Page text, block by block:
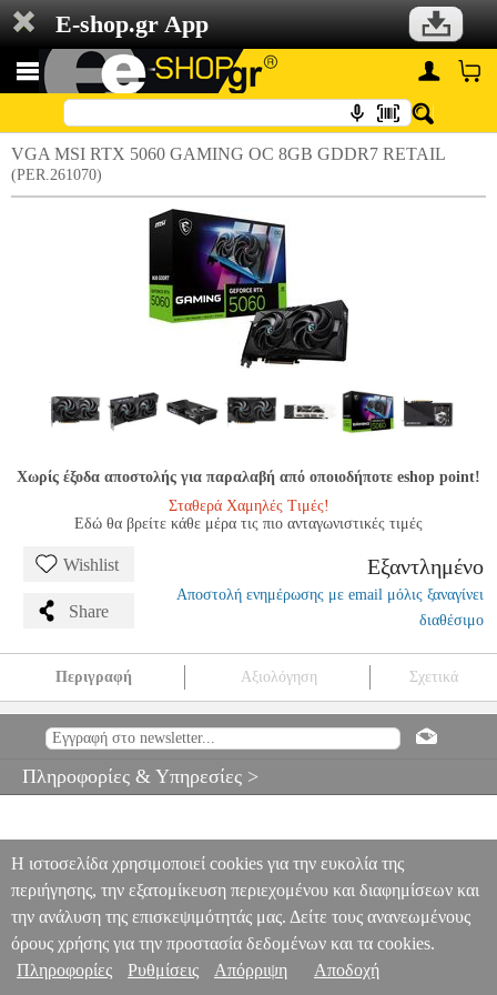
E-shop.gr App
VGA MSI RTX 5060 GAMING OC 8GB GDDR7 RETAIL
(PER.261070)
Χωρίς έξοδα αποστολής για παραλαβή από οποιοδήποτε eshop point!
Σταθερά Χαμηλές Τιμές!
Εδώ θα βρείτε κάθε μέρα τις πιο ανταγωνιστικές τιμές
Wishlist
Share
Εξαντλημένο
Αποστολή ενημέρωσης με email μόλις ξαναγίνει
διαθέσιμο
Περιγραφή Αξιολόγηση Σχετικά
PER.261070 PER.261070 MSI ΚΑΡΤΑ ΓΡΑΦΙΚΩΝ VGA MSI
0
Πληροφορίες & Υπηρεσίες >
Η ιστοσελίδα χρησιμοποιεί cookies για την ευκολία της
περιήγησης, την εξατομίκευση περιεχομένου και διαφημίσεων και
την ανάλυση της επισκεψιμότητάς μας. Δείτε τους ανανεωμένους
όρους χρήσης για την προστασία δεδομένων και τα cookies.
Πληροφορίες
Ρυθμίσεις Απόρριψη Αποδοχή